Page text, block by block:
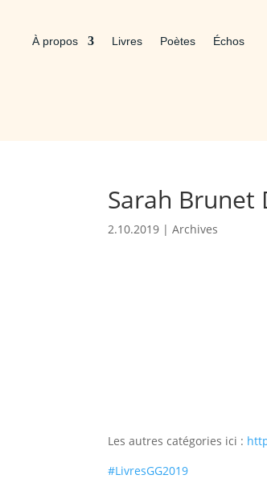
À propos Livres Poètes Échos
Sarah Brunet
2.10.2019 |Archives
Les autres catégories ici :
#LivresGG2019